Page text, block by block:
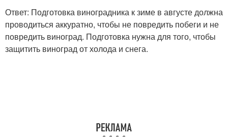
Ответ: Подготовка виноградника к зиме в августе должна
проводиться аккуратно, чтобы не повредить побеги и не
повредить виноград. Подготовка нужна для того, чтобы
защитить виноград от холода и снега.